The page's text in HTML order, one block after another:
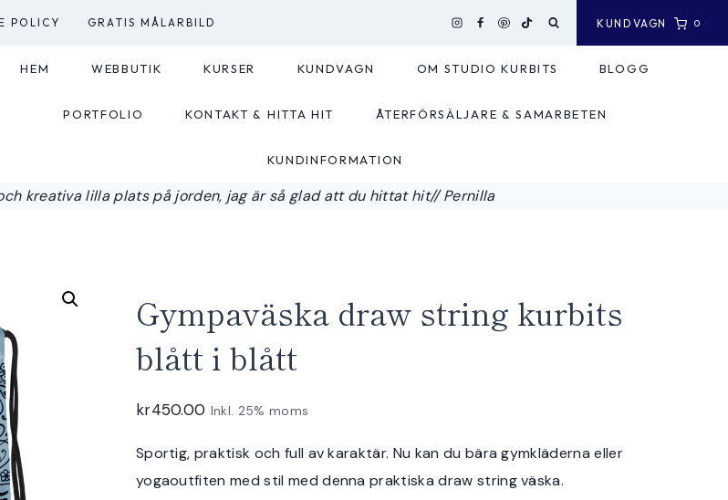
POLICY GRATIS MÅLARBILD KUNDVAGN 0
HEM WEBBUTIK KURSER KUNDVAGN OM STUDIO KURBITS BLOGG
PORTFOLIO KONTAKT & HITTA HIT ÅTERFÖRSÄLJARE & SAMARBETEN
KUNDINFORMATION
kreativa lilla plats på jorden, jag är så glad att du hittat hit// Pernilla
Gympaväska draw string kurbits
blått i blått
kr450.00 Inkl. 25% moms
Sportig, praktisk och full av karaktär. Nu kan du bära gymkläderna eller
yogaoutfiten med stil med denna praktiska draw string väska.